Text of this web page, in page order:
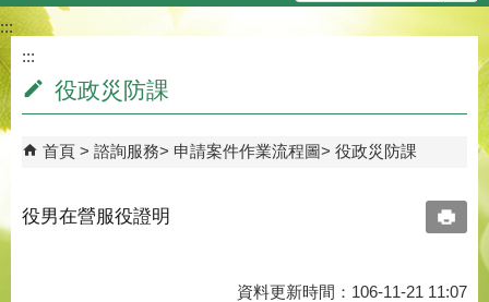
尋
:::
:::
役政災防課
首頁 諮詢服務 申請案件作業流程圖 役政災防課
役男在營服役證明
資料更新時間：106-11-21 11:07